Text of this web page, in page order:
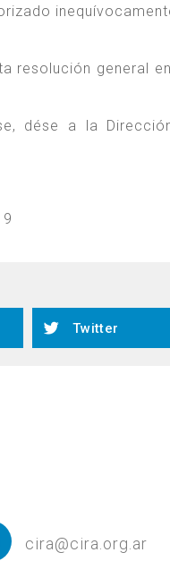
resolución general
dése a la
Twitter
cira@cira.org.ar